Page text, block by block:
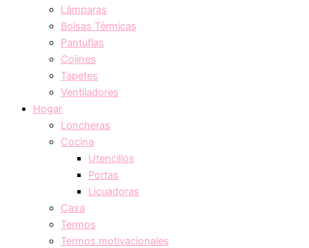
Lámparas
Bolsas Térmicas
Pantuflas
Cojines
Tapetes
Ventiladores
Hogar
Loncheras
Cocina
Utencilios
Portas
Licuadoras
Casa
Termos
Termos motivacionales